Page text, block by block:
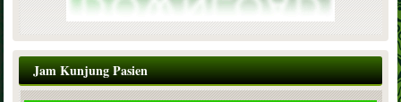
Jam Kunjung Pasien